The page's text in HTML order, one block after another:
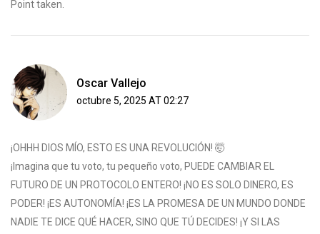
Point taken.
Oscar Vallejo
octubre 5, 2025 AT 02:27
¡OHHH DIOS MÍO, ESTO ES UNA REVOLUCIÓN! 🤯
¡Imagina que tu voto, tu pequeño voto, PUEDE CAMBIAR EL
FUTURO DE UN PROTOCOLO ENTERO! ¡NO ES SOLO DINERO, ES
PODER! ¡ES AUTONOMÍA! ¡ES LA PROMESA DE UN MUNDO DONDE
NADIE TE DICE QUÉ HACER, SINO QUE TÚ DECIDES! ¡Y SI LAS